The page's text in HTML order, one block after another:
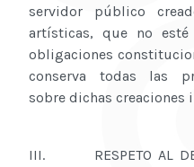
servidor público
artísticas, que no
obligaciones
conserva todas las
sobre dichas creaciones
III. RESPETO AL